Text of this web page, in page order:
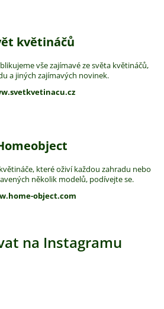
květináčů
vše zajímavé ze světa květináčů,
a jiných zajímavých novinek.
které oživí každou zahradu nebo
několik modelů, podívejte se.
object.com
na Instagramu